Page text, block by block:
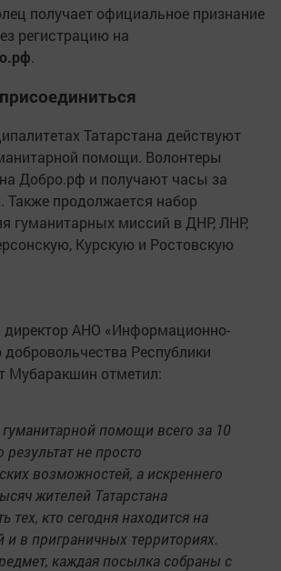
получает официальное признание
регистрацию на
.
Татарстана действуют
помощи. Волонтеры
Добро.рф и получают часы за
Также продолжается набор
гуманитарных миссий в ДНР, ЛНР,
Курскую и Ростовскую
АНО «Информационно-
Республики
Мубаракшин отметил:
помощи всего за 10
результат не просто
возможностей, а искреннего
жителей Татарстана
тех, кто сегодня находится на
и в приграничных территориях.
каждая посылка собраны с